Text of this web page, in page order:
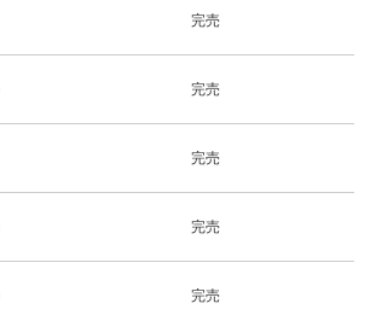
完売
完売
完売
完売
完売